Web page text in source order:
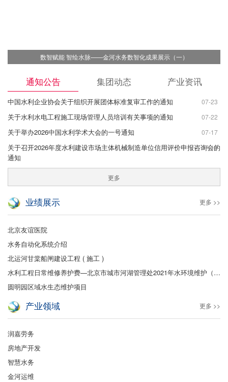
数智赋能 智绘水脉——金河水务数智化成果展示（一）
通知公告 集团动态 产业资讯
中国水利企业协会关于组织开展团体标准复审工作的通知 07-23
关于水利水电工程施工现场管理人员培训有关事项的通知 07-22
关于举办2026中国水利学术大会的一号通知 07-17
关于召开2026年度水利建设市场主体机械制造单位信用评价申报咨询会的
通知
07-15
更多
业绩展示 更多 >>
北京友谊医院
水务自动化系统介绍
北运河甘棠船闸建设工程 ( 施工 )
水利工程日常维修养护费—北京市城市河湖管理处2021年水环境维护（保洁及绿化）
圆明园区域水生态维护项目
产业领域 更多 >>
润嘉劳务
房地产开发
智慧水务
金河运维